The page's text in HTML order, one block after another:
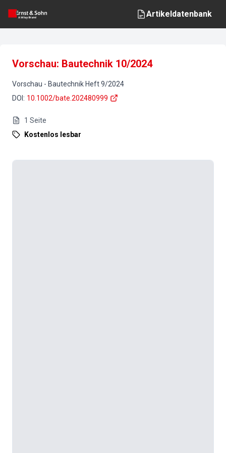
Artikeldatenbank
Vorschau: Bautechnik 10/2024
Vorschau - Bautechnik Heft9/2024
DOI : 10.1002/bate.202480999
1 Seite
Kostenlos lesbar